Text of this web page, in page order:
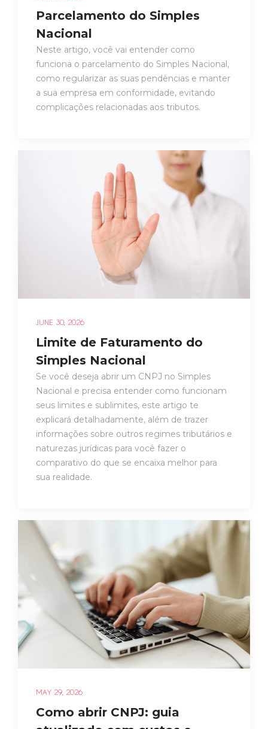
Parcelamento do Simples
Nacional
Neste artigo, você vai entender como
funciona o parcelamento do Simples Nacional,
como regularizar as suas pendências e manter
a sua empresa em conformidade, evitando
complicações relacionadas aos tributos.
JUNE 30, 2026
Limite de Faturamento do
Simples Nacional
Se você deseja abrir um CNPJ no Simples
Nacional e precisa entender como funcionam
seus limites e sublimites, este artigo te
explicará detalhadamente, além de trazer
informações sobre outros regimes tributários e
naturezas jurídicas para você fazer o
comparativo do que se encaixa melhor para
sua realidade.
MAY 29, 2026
Como abrir CNPJ: guia